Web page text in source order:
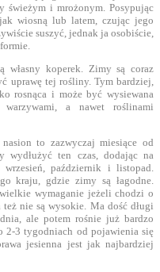
świeżym i mrożonym. Posypując
wiosną lub latem, czując jego
suszyć, jednak ja osobiście,
koperek. Zimy są coraz
uprawę tej rośliny. Tym bardziej,
rosnąca i może być wysiewana
warzywami, a nawet roślinami
to zazwyczaj miesiące od
wydłużyć ten czas, dodając na
październik i listopad.
kraju, gdzie zimy są łagodne.
wymaganie jeżeli chodzi o
nie są wysokie. Ma dość długi
ale potem rośnie już bardzo
2-3 tygodniach od pojawienia się
jesienna jest jak najbardziej